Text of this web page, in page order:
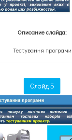
Описание слайда:
Тестування програми
Слайд 5